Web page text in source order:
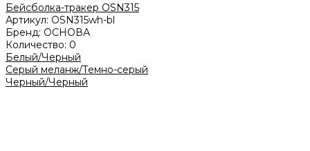
Бейсболка-тракер OSN315
Артикул: OSN315wh-bl
Бренд: ОСНОВА
Количество: 0
Белый/Черный
Серый меланж/Темно-серый
Черный/Черный